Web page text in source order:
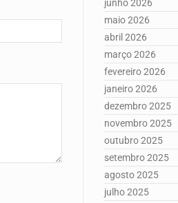
junho 2026
maio 2026
abril 2026
março 2026
fevereiro 2026
janeiro 2026
dezembro 2025
novembro 2025
outubro 2025
setembro 2025
agosto 2025
julho 2025